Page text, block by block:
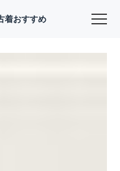
着おすすめ